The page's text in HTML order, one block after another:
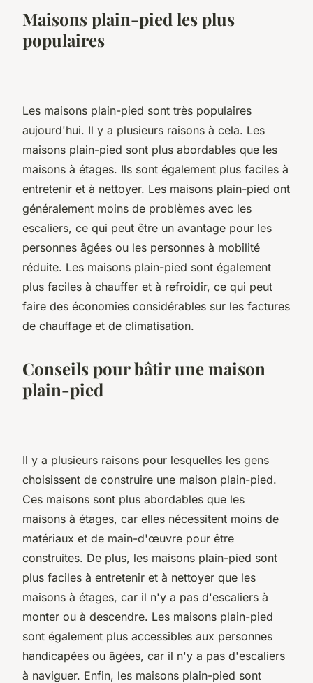
Maisons plain-pied les plus
populaires
Les maisons plain-pied sont très populaires
aujourd'hui. Il y a plusieurs raisons à cela. Les
maisons plain-pied sont plus abordables que les
maisons à étages. Ils sont également plus faciles à
entretenir et à nettoyer. Les maisons plain-pied ont
généralement moins de problèmes avec les
escaliers, ce qui peut être un avantage pour les
personnes âgées ou les personnes à mobilité
réduite. Les maisons plain-pied sont également
plus faciles à chauffer et à refroidir, ce qui peut
faire des économies considérables sur les factures
de chauffage et de climatisation.
Conseils pour bâtir une maison
plain-pied
Il y a plusieurs raisons pour lesquelles les gens
choisissent de construire une maison plain-pied.
Ces maisons sont plus abordables que les
maisons à étages, car elles nécessitent moins de
matériaux et de main-d'œuvre pour être
construites. De plus, les maisons plain-pied sont
plus faciles à entretenir et à nettoyer que les
maisons à étages, car il n'y a pas d'escaliers à
monter ou à descendre. Les maisons plain-pied
sont également plus accessibles aux personnes
handicapées ou âgées, car il n'y a pas d'escaliers
à naviguer. Enfin, les maisons plain-pied sont